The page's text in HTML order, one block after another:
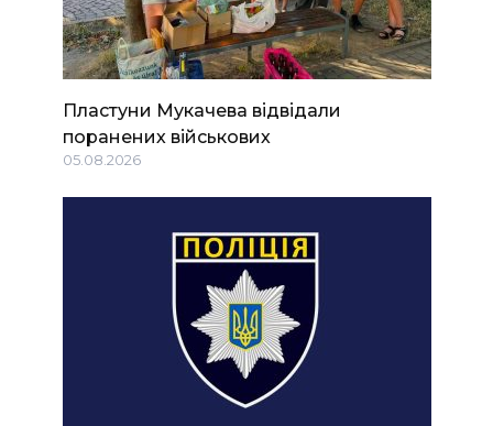
Пластуни Мукачева відвідали
поранених військових
05.08.2026